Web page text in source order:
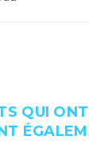
QUI